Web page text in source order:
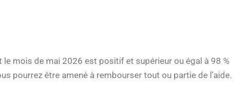
le mois de mai 2026 est positif et supérieur ou égal à 98 %
pourrez être amené à rembourser tout ou partie de l’aide.